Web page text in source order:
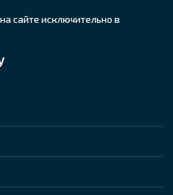
сайте исключительно в